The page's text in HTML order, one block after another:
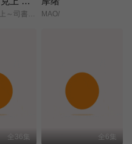
本好きの下剋上～司書になるためには手段を選んでいられません～/領主の養女/ MAO/
全36集 全6集